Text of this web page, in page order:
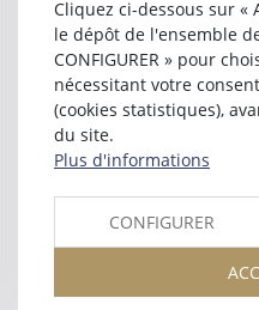
94 AVENUE
75116 PARIS
Tél :01 45 00 82
Honoraires
Cliquez ci-dessous sur «
le dépôt de l'ensemble
CONFIGURER » pour
nécessitant votre
(cookies statistiques),
du site.
Plus d'informations
CONFIGURER